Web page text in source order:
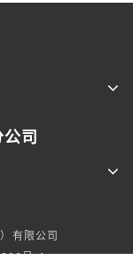
司
有限公司
号-1